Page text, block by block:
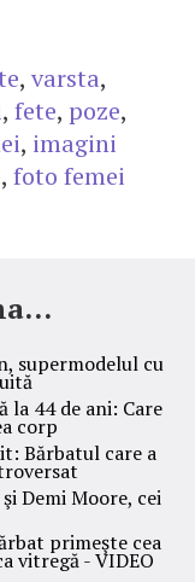
, varsta,
, fete, poze,
, imagini
, foto femei
supermodelul cu
la 44 de ani: Care
corp
Bărbatul care a
Demi Moore, cei
primeşte cea
vitregă - VIDEO